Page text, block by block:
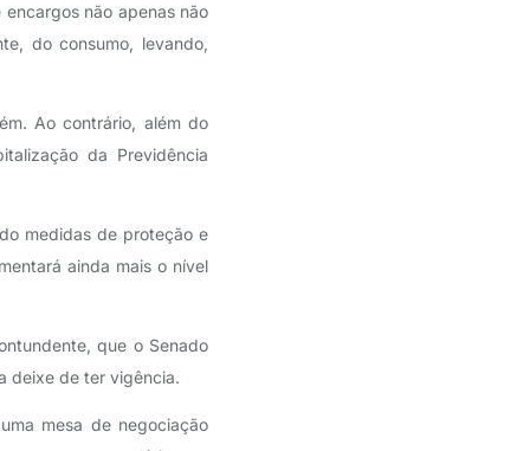
não apenas não
do consumo, levando,
Ao contrário, além do
da Previdência
medidas de proteção e
ainda mais o nível
que o Senado
deixe de ter vigência.
mesa de negociação